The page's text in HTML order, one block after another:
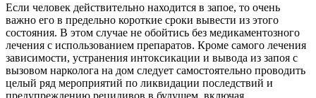
Если человек действительно находится в запое, то очень
важно его в предельно короткие сроки вывести из этого
состояния. В этом случае не обойтись без медикаментозного
лечения с использованием препаратов. Кроме самого лечения
зависимости, устранения интоксикации и вывода из запоя с
вызовом нарколога на дом следует самостоятельно проводить
целый ряд мероприятий по ликвидации последствий и
предупреждению рецидивов в будущем, включая